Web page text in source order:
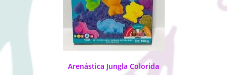
Arenástica Jungla Colorida